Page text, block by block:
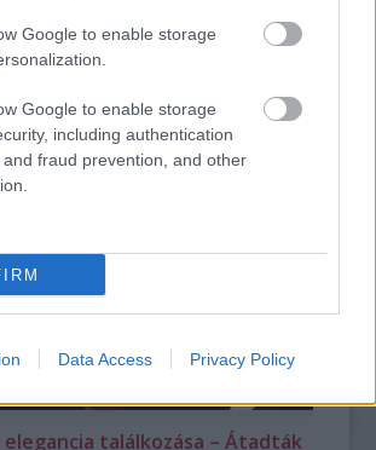
Google to enable storage
Google to enable storage
including authentication
fraud prevention, and other
Data Access Privacy Policy
Szász Emese és Fodor Rajmund is kilép a
hogy misztikus lényként keljen életre a
elegancia találkozása – Átadták